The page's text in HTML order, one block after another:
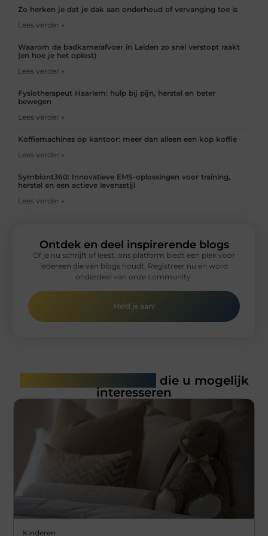
Zo herken je dat je dak aan onderhoud of vervanging toe is
Lees verder »
Waarom de badkamerafvoer in Leiden zo snel verstopt raakt
(en hoe je het oplost)
Lees verder »
Fysiotherapeut Haarlem: hulp bij pijn, herstel en beter
bewegen
Lees verder »
Koffiemachines op kantoor: meer dan alleen een kop koffie
Lees verder »
Symbiont360: Innovatieve EMS-oplossingen voor training,
herstel en een actieve levensstijl
Lees verder »
Ontdek en deel inspirerende blogs
Of je nu schrijft of leest, ons platform biedt een plek voor
iedereen die van blogs houdt. Registreer nu en word
onderdeel van onze community.
Meld je aan!
die u mogelijk
interesseren
Kinderen